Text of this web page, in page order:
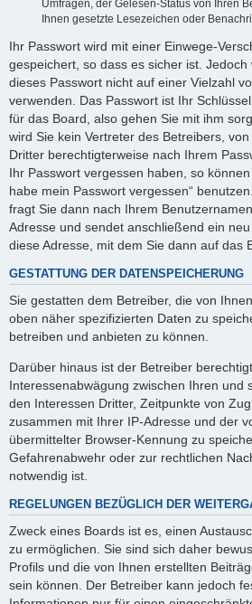
Umfragen, der Gelesen-Status von Ihren
Ihnen gesetzte Lesezeichen oder
Ihr Passwort wird mit einer Einwege-
gespeichert, so dass es sicher ist. Jedoch
dieses Passwort nicht auf einer Vielzahl
verwenden. Das Passwort ist Ihr
für das Board, also gehen Sie mit ihm
wird Sie kein Vertreter des Betreibers,
Dritter berechtigterweise nach Ihrem
Ihr Passwort vergessen haben, so
habe mein Passwort vergessen“
fragt Sie dann nach Ihrem
Adresse und sendet anschließend ein
diese Adresse, mit dem Sie dann auf das
GESTATTUNG DER DATENSPEICHERUNG
Sie gestatten dem Betreiber, die von
oben näher spezifizierten Daten zu
betreiben und anbieten zu können.
Darüber hinaus ist der Betreiber
Interessenabwägung zwischen Ihren und
den Interessen Dritter, Zeitpunkte von
zusammen mit Ihrer IP-Adresse und der
übermittelter Browser-Kennung zu
Gefahrenabwehr oder zur rechtlichen
notwendig ist.
REGELUNGEN BEZÜGLICH DER
Zweck eines Boards ist es, einen
zu ermöglichen. Sie sind sich daher
Profils und die von Ihnen erstellten
sein können. Der Betreiber kann jedoch